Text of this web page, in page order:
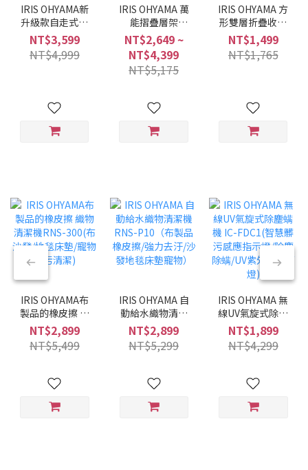
IRIS OHYAMA新
升級款自走式輕
量無線吸塵器
SCD-185P(氣旋
大吸力/直立手持
NT$3,599
NT$4,999
IRIS OHYAMA 萬
能摺疊層架
KRSR系列
NT$2,649 ~
NT$4,399
NT$5,175
IRIS OHYAMA 方
形雙層折疊收納
推車 MUW-S2
NT$1,499
NT$1,765
IRIS OHYAMA布
製品的橡皮擦 織
物清潔機RNS-
300(布沙發/地毯
床墊/寵物髒污清
NT$2,899
NT$5,499
IRIS OHYAMA 自
動給水織物清潔
機 RNS-P10（布
製品橡皮擦/強力
去汙/沙發地毯床
NT$2,899
NT$5,299
IRIS OHYAMA 無
線UV氣旋式除塵
螨機 IC-FDC1(智
慧髒污感應指示
燈/除塵除螨/UV
NT$1,899
NT$4,299